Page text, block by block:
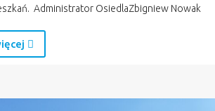
Administrator OsiedlaZbigniew Nowak